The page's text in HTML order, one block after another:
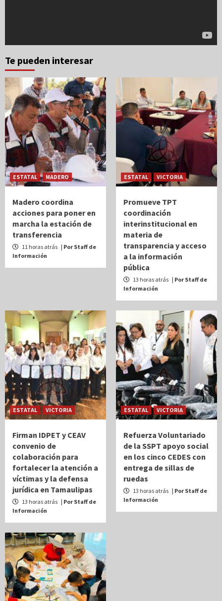
Te pueden interesar
ESTATAL MADERO
Madero coordina
acciones para poner en
marcha la estación de
transferencia
11 horas atrás | Por Staff de
Información
ESTATAL VICTORIA
Promueve TPT
coordinación
interinstitucional en
materia de
transparencia y acceso
a la información
pública
13 horas atrás | Por Staff de
Información
ESTATAL VICTORIA
Firman IDPET y CEAV
convenio de
colaboración para
fortalecer la atención a
víctimas y la defensa
jurídica en Tamaulipas
13 horas atrás | Por Staff de
Información
ESTATAL VICTORIA
Refuerza Voluntariado
de la SSPT apoyo social
en los cinco CEDES con
entrega de sillas de
ruedas
13 horas atrás | Por Staff de
Información